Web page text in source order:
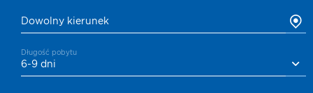
Dowolny kierunek
Długość pobytu
6-9 dni